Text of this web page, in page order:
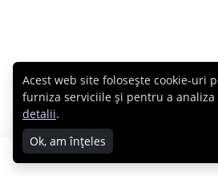
Acest web site folosește cookie-uri
furniza serviciile și pentru a analiza
detalii.
Ok, am înțeles